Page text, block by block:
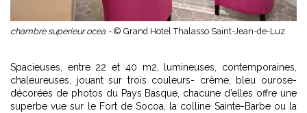
chambre superieur ocea - © Grand Hotel Thalasso Saint-Jean-de-Luz
Spacieuses, entre 22 et 40 m2, lumineuses, contemporaines,
chaleureuses, jouant sur trois couleurs- crème, bleu ourose-
décorées de photos du Pays Basque, chacune d’elles offre une
superbe vue sur le Fort de Socoa, la colline Sainte-Barbe ou la